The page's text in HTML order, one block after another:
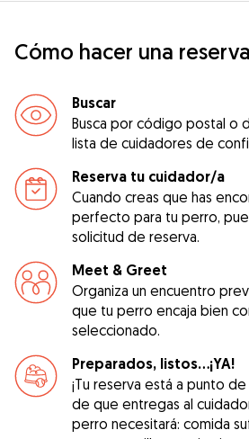
Cómo hacer una reserva
Buscar
Busca por código postal o
lista de cuidadores de
Reserva tu cuidador/a
Cuando creas que has
perfecto para tu perro,
solicitud de reserva.
Meet & Greet
Organiza un encuentro
que tu perro encaja bien
seleccionado.
Preparados, listos...¡YA!
¡Tu reserva está a punto
de que entregas al
perro necesitará: comida